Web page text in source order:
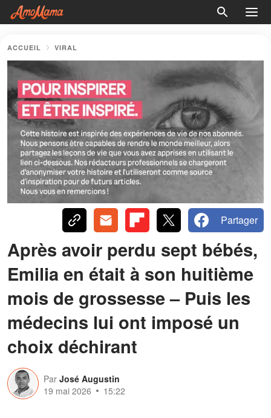
ACCUEIL VIRAL
Partager
Après avoir perdu sept bébés,
Emilia en était à son huitième
mois de grossesse – Puis les
médecins lui ont imposé un
choix déchirant
Par José Augustin
19 mai 2026
15:22